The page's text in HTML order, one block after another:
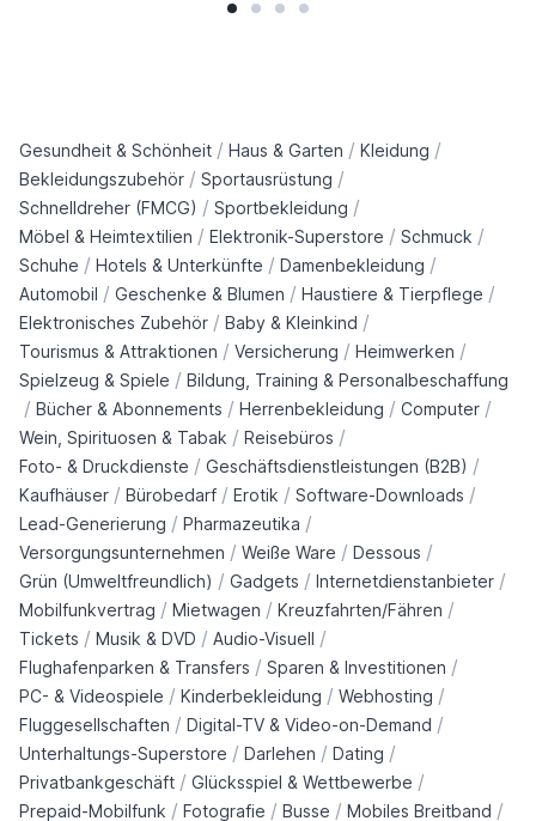
Gesundheit & Schönheit / Haus & Garten / Kleidung /
Bekleidungszubehör / Sportausrüstung /
Schnelldreher (FMCG) / Sportbekleidung /
Möbel & Heimtextilien / Elektronik-Superstore / Schmuck /
Schuhe / Hotels & Unterkünfte / Damenbekleidung /
Automobil / Geschenke & Blumen / Haustiere & Tierpflege /
Elektronisches Zubehör / Baby & Kleinkind /
Tourismus & Attraktionen / Versicherung / Heimwerken /
Spielzeug & Spiele / Bildung, Training & Personalbeschaffung
/ Bücher & Abonnements / Herrenbekleidung / Computer /
Wein, Spirituosen & Tabak / Reisebüros /
Foto- & Druckdienste / Geschäftsdienstleistungen (B2B) /
Kaufhäuser / Bürobedarf / Erotik / Software-Downloads /
Lead-Generierung / Pharmazeutika /
Versorgungsunternehmen / Weiße Ware / Dessous /
Grün (Umweltfreundlich) / Gadgets / Internetdienstanbieter /
Mobilfunkvertrag / Mietwagen / Kreuzfahrten/Fähren /
Tickets / Musik & DVD / Audio-Visuell /
Flughafenparken & Transfers / Sparen & Investitionen /
PC- & Videospiele / Kinderbekleidung / Webhosting /
Fluggesellschaften / Digital-TV & Video-on-Demand /
Unterhaltungs-Superstore / Darlehen / Dating /
Privatbankgeschäft / Glücksspiel & Wettbewerbe /
Prepaid-Mobilfunk / Fotografie / Busse / Mobiles Breitband /